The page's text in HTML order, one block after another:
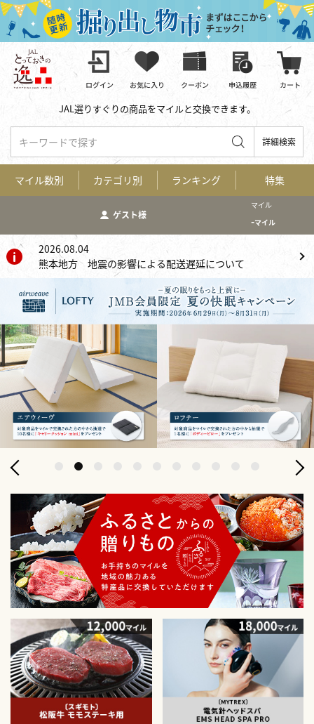
JAL選りすぐりの商品をマイルと交換できます。
キーワードで探す 詳細検索
2026.08.04
熊本地方 地震の影響による配送遅延について
マイル数別 カテゴリ別 ランキング 特集
ゲスト様
マイル
-マイル